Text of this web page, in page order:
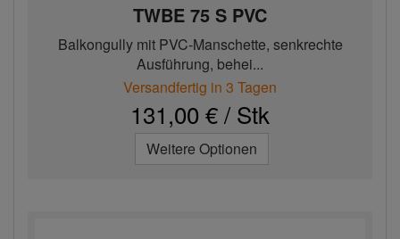
TWBE 75 S PVC
Balkongully mit PVC-Manschette, senkrechte
Ausführung, behei...
Versandfertig in 3 Tagen
131,00 € / Stk
Weitere Optionen